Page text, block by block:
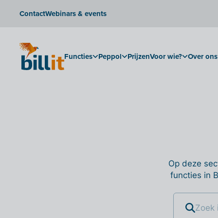
ContactWebinars & events
Functies Peppol PrijzenVoor wie? Over ons
Op deze
functies in